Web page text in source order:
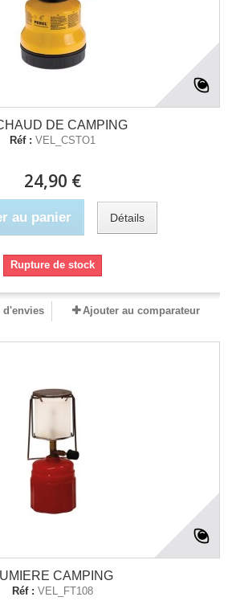
DE CAMPING
Réf : VEL_CSTO1
24,90 €
au panier Détails
Rupture de stock
d'envies Ajouter au comparateur
CAMPING
Réf : VEL_FT108